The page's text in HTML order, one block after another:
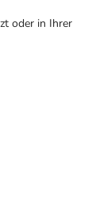
oder in Ihrer